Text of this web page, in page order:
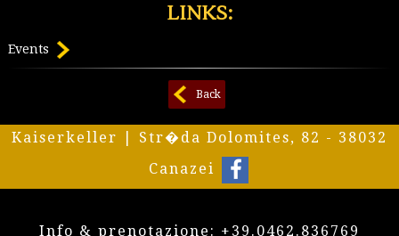
LINKS:
Events
Back
Kaiserkeller | Str�da Dolomites, 82 - 38032
Canazei
Info & prenotazione: +39.0462.836769